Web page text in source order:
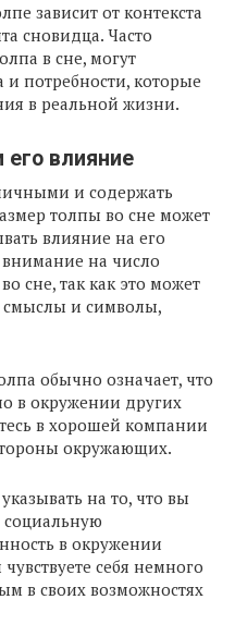
зависит от контекста
сновидца. Часто
в сне, могут
и потребности, которые
в реальной жизни.
его влияние
и содержать
толпы во сне может
влияние на его
на число
сне, так как это может
смыслы и символы,
обычно означает, что
в окружении других
в хорошей компании
окружающих.
на то, что вы
в окружении
себя немного
в своих возможностях